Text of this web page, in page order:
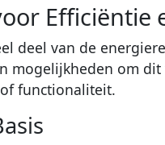
Efficiëntie
deel van de
mogelijkheden om
functionaliteit.